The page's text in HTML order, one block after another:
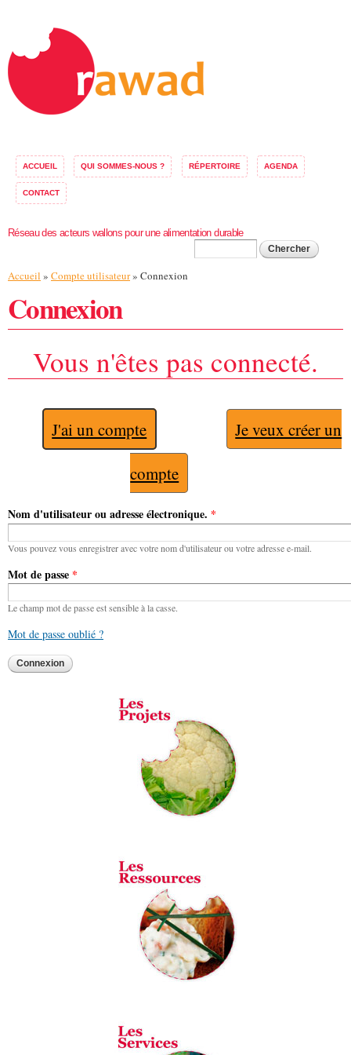
ACCUEIL QUI SOMMES-NOUS ? RÉPERTOIRE AGENDA
CONTACT
Réseau des acteurs wallons pour une alimentation durable
Formulaire de
Vous êtes ici
Accueil » Compte utilisateur» Connexion
Connexion
Vous n'êtes pas connecté.
J'ai un compte
Je veux créer un
compte
Nom d'utilisateur ou adresse électronique. *
Vous pouvez vous enregistrer avec votre nom d'utilisateur ou votre adresse e-mail.
Mot de passe *
Le champ mot de passe est sensible à la casse.
Mot de passe oublié ?